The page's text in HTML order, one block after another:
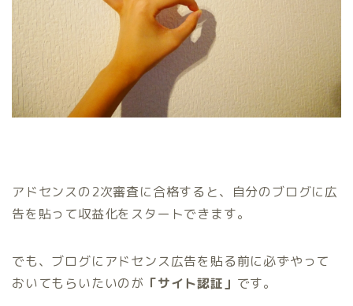
アドセンスの2次審査に合格すると、自分のブログに広
告を貼って収益化をスタートできます。
でも、ブログにアドセンス広告を貼る前に必ずやって
おいてもらいたいのが 「サイト認証」 です。